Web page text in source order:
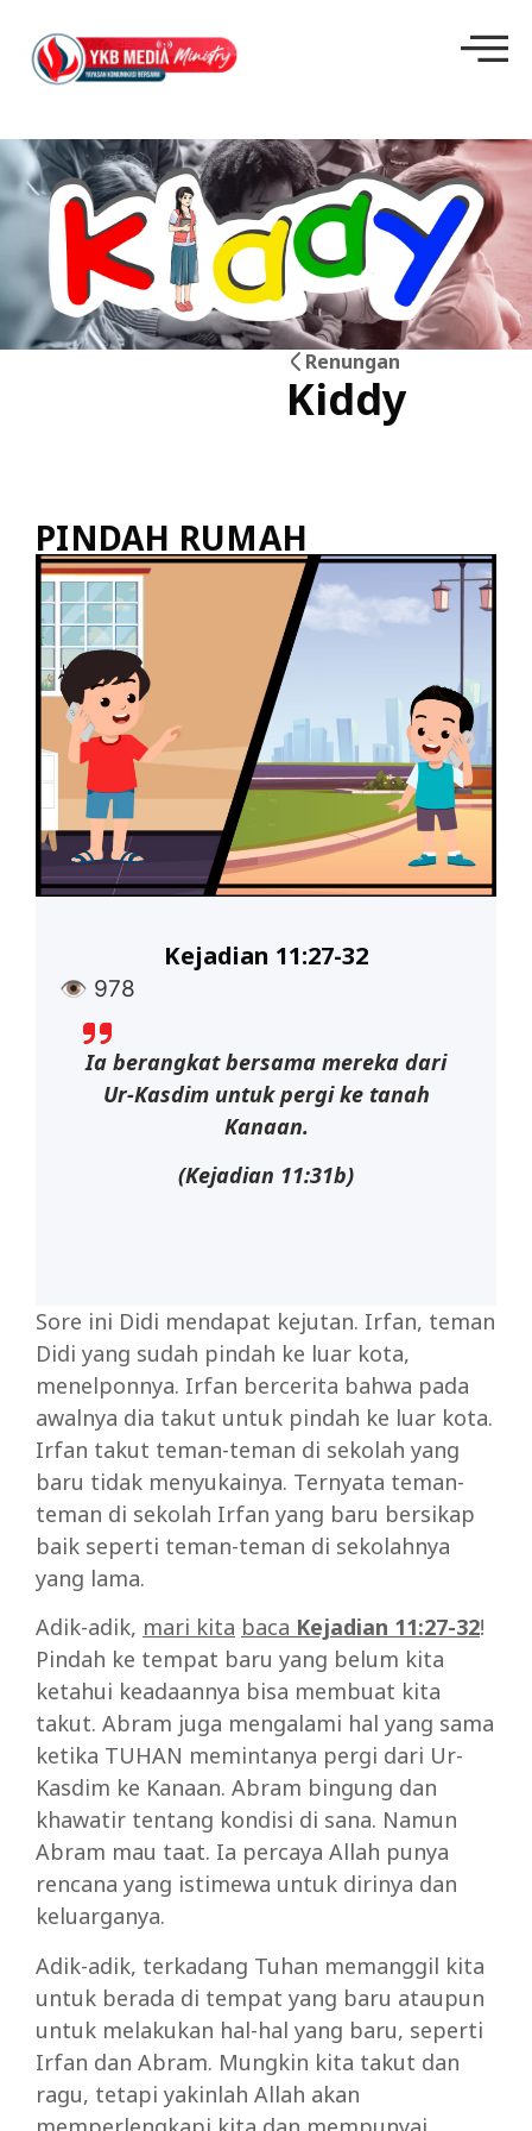
Renungan
Kiddy
PINDAH RUMAH
👁 978
Kejadian 11:27-32
Ia berangkat bersama mereka dari
Ur-Kasdim untuk pergi ke tanah
Kanaan.
(Kejadian 11:31b)
Sore ini Didi mendapat kejutan. Irfan, teman
Didi yang sudah pindah ke luar kota,
menelponnya. Irfan bercerita bahwa pada
awalnya dia takut untuk pindah ke luar kota.
Irfan takut teman-teman di sekolah yang
baru tidak menyukainya. Ternyata teman-
teman di sekolah Irfan yang baru bersikap
baik seperti teman-teman di sekolahnya
yang lama.
Adik-adik, mari kita baca Kejadian 11:27-32!
Pindah ke tempat baru yang belum kita
ketahui keadaannya bisa membuat kita
takut. Abram juga mengalami hal yang sama
ketika TUHAN memintanya pergi dari Ur-
Kasdim ke Kanaan. Abram bingung dan
khawatir tentang kondisi di sana. Namun
Abram mau taat. Ia percaya Allah punya
rencana yang istimewa untuk dirinya dan
keluarganya.
Adik-adik, terkadang Tuhan memanggil kita
untuk berada di tempat yang baru ataupun
untuk melakukan hal-hal yang baru, seperti
Irfan dan Abram. Mungkin kita takut dan
ragu, tetapi yakinlah Allah akan